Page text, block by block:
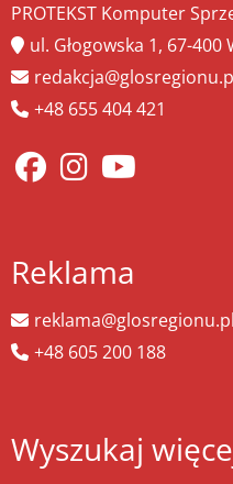
PROTEKST Komputer
ul. Głogowska 1, 67-400
+48 655 404 421
Reklama
reklama@glosregionu.pl
+48 605 200 188
Wyszukaj